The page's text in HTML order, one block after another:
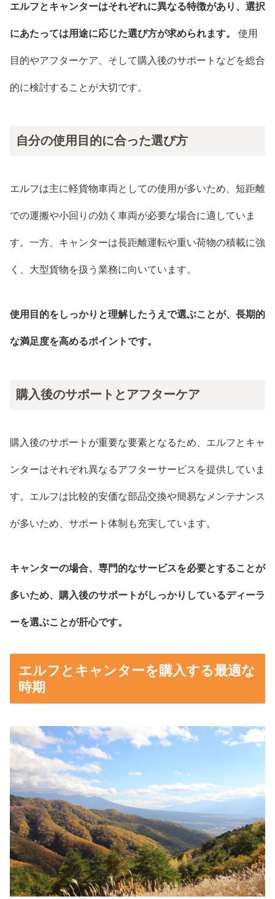
エルフとキャンターはそれぞれに異なる特徴があり、選択
にあたっては用途に応じた選び方が求められます。 使用
目的やアフターケア、そして購入後のサポートなどを総合
的に検討することが大切です。
自分の使用目的に合った選び方
エルフは主に軽貨物車両としての使用が多いため、短距離
での運搬や小回りの効く車両が必要な場合に適していま
す。一方、キャンターは長距離運転や重い荷物の積載に強
く、大型貨物を扱う業務に向いています。
使用目的をしっかりと理解したうえで選ぶことが、長期的
な満足度を高めるポイントです。
購入後のサポートとアフターケア
購入後のサポートが重要な要素となるため、エルフとキャ
ンターはそれぞれ異なるアフターサービスを提供していま
す。エルフは比較的安価な部品交換や簡易なメンテナンス
が多いため、サポート体制も充実しています。
キャンターの場合、専門的なサービスを必要とすることが
多いため、購入後のサポートがしっかりしているディーラ
ーを選ぶことが肝心です。
エルフとキャンターを購入する最適な
時期